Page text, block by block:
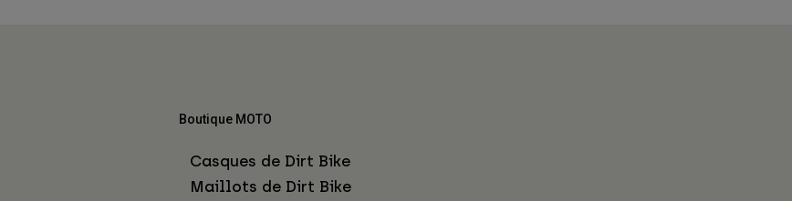
Boutique MOTO
Casques de Dirt Bike
Maillots de Dirt Bike